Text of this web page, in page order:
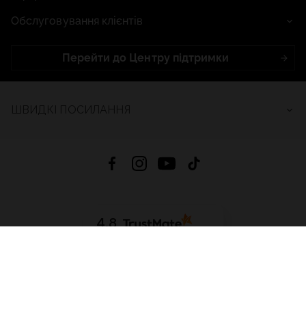
Обслуговування клієнтів
Перейти до Центру підтримки
4.8